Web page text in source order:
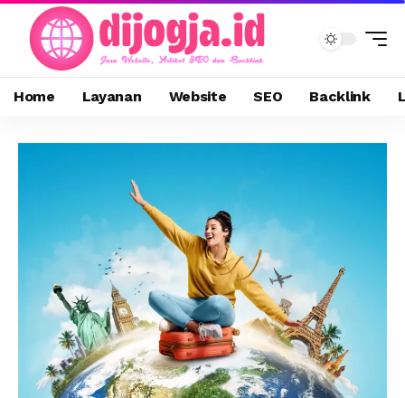
Home Layanan Website SEO Backlink